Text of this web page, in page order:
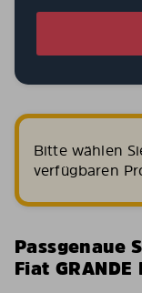
Bitte wählen
verfügbaren
Passgenaue
Fiat GRANDE